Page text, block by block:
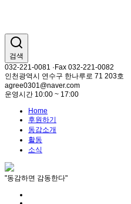
검색
032-221-0081 ·Fax 032-221-0082
인천광역시 연수구 한나루로 71 203호
agree0301@naver.com
운영시간 10:00 ~ 17:00
Home
후원하기
동감소개
활동
소식
"동감하면 감동한다"